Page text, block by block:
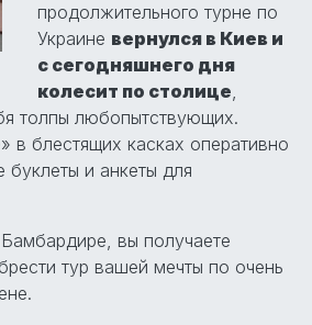
продолжительного турне по
Украине вернулся в Киев и
с сегодняшнего дня
колесит по столице,
толпы любопытствующих.
в блестящих касках оперативно
и анкеты для
вы получаете
тур вашей мечты по очень